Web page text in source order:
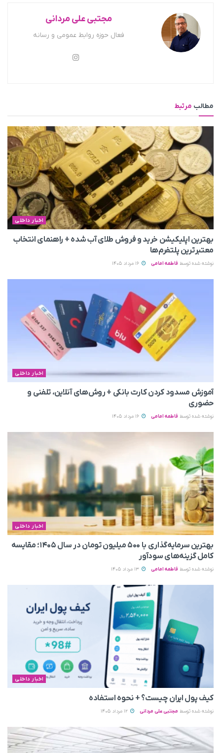
مجتبی علی مردانی
فعال حوزه روابط عمومی و رسانه
مطالب مرتبط
اخبار داخلی
بهترین اپلیکیشن خرید و فروش طلای آب شده + راهنمای انتخاب
معتبرترین پلتفرم‌ها
نوشته شده توسط فاطمه امامی
اخبار داخلی
آموزش مسدود کردن کارت بانکی + روش‌های آنلاین، تلفنی و
حضوری
نوشته شده توسط فاطمه امامی
اخبار داخلی
بهترین سرمایه‌گذاری با ۵۰۰ میلیون تومان در سال ۱۴۰۵؛ مقایسه
کامل گزینه‌های سودآور
نوشته شده توسط فاطمه امامی
اخبار داخلی
کیف پول ایران چیست؟ + نحوه استفاده
نوشته شده توسط مجتبی علی مردانی